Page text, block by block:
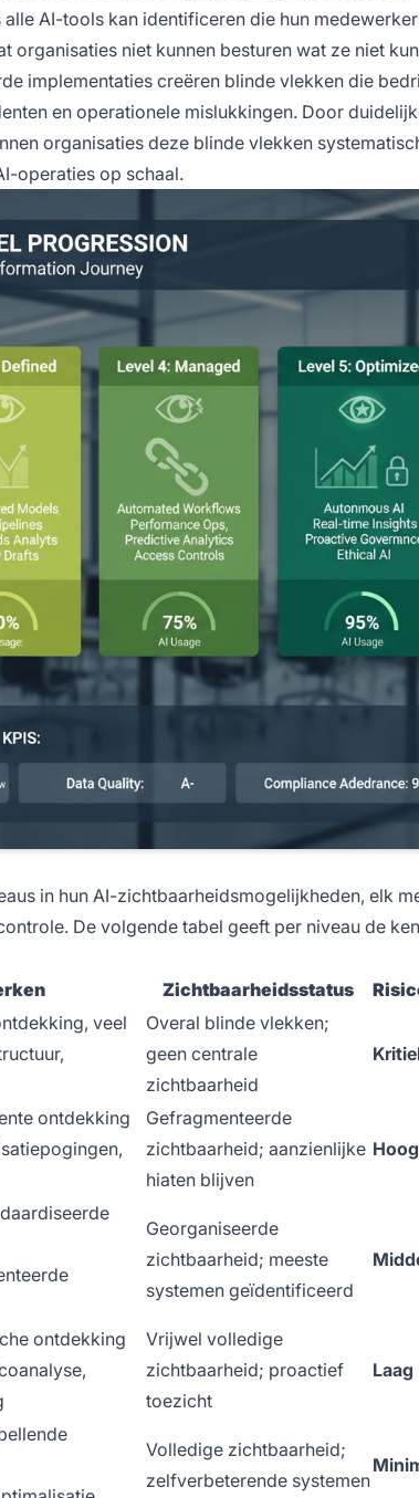
alle AI-tools kan identificeren die hun
niet kunnen besturen wat ze niet
implementaties creëren blinde vlekken die
en operationele mislukkingen. Door
organisaties deze blinde vlekken
operaties op schaal.
in hun AI-zichtbaarheidsmogelijkheden, elk
De volgende tabel geeft per niveau de
Zichtbaarheidsstatus
veel
Overal blinde vlekken;
geen centrale
zichtbaarheid
ontdekking
Gefragmenteerde
zichtbaarheid; aanzienlijke
hiaten blijven
Hoog
Georganiseerde
zichtbaarheid; meeste
systemen geïdentificeerd
ontdekking
Vrijwel volledige
zichtbaarheid; proactief
toezicht
Laag
Volledige zichtbaarheid;
zelfverbeterende systemen